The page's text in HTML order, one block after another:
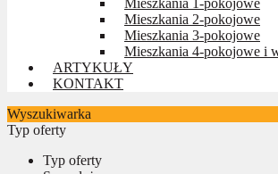
Mieszkania 2-pokojowe
Mieszkania 3-pokojowe
Mieszkania 4-pokojowe i
ARTYKUŁY
KONTAKT
Wyszukiwarka
Typ oferty
Typ oferty